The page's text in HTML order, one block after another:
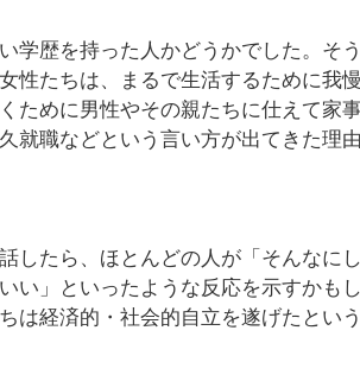
学歴を持った人かどうかでした。そ
性たちは、まるで生活するために我
ために男性やその親たちに仕えて家
就職などという言い方が出てきた理由
したら、ほとんどの人が「そんなに
い」といったような反応を示すかも
は経済的・社会的自立を遂げたとい